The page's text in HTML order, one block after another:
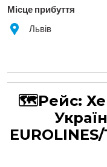
Місце прибуття
Львів
🗺Рейс: